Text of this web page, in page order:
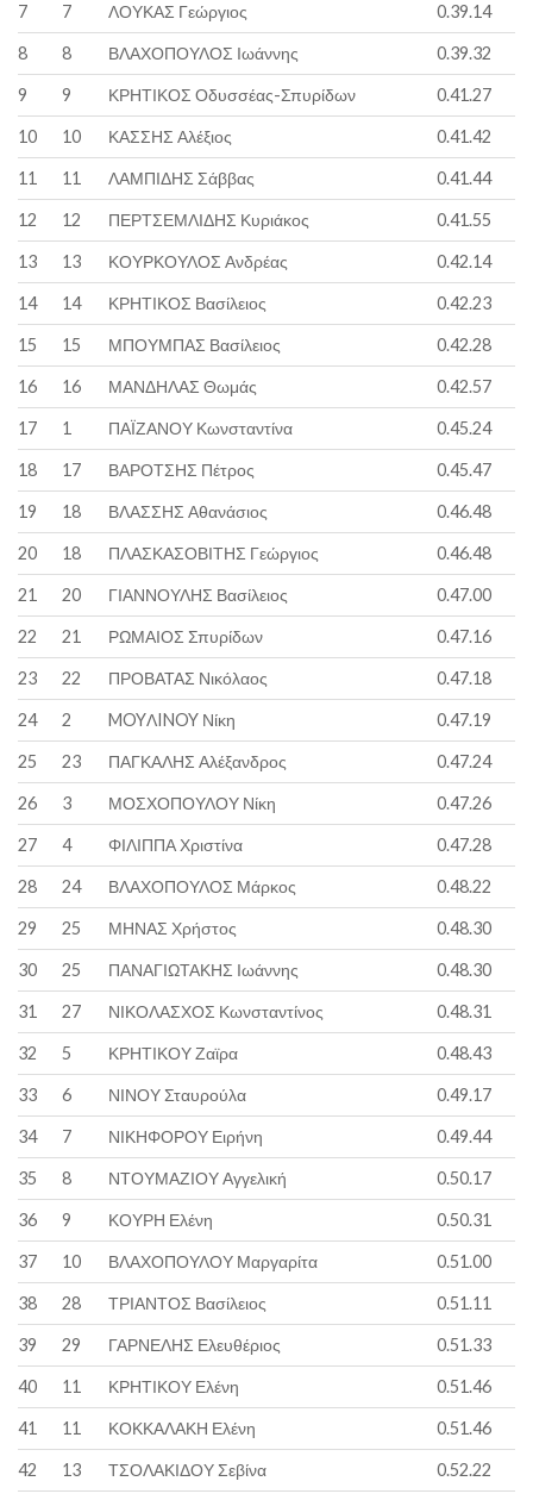
7 7 ΛΟΥΚΑΣ Γεώργιος 0.39.14
8 8 ΒΛΑΧΟΠΟΥΛΟΣ Ιωάννης 0.39.32
9 9 ΚΡΗΤΙΚΟΣ Οδυσσέας-Σπυρίδων 0.41.27
10 10 ΚΑΣΣΗΣ Αλέξιος 0.41.42
11 11 ΛΑΜΠΙΔΗΣ Σάββας 0.41.44
12 12 ΠΕΡΤΣΕΜΛΙΔΗΣ Κυριάκος 0.41.55
13 13 ΚΟΥΡΚΟΥΛΟΣ Ανδρέας 0.42.14
14 14 ΚΡΗΤΙΚΟΣ Βασίλειος 0.42.23
15 15 ΜΠΟΥΜΠΑΣ Βασίλειος 0.42.28
16 16 ΜΑΝΔΗΛΑΣ Θωμάς 0.42.57
17 1 ΠΑΪΖΑΝΟΥ Κωνσταντίνα 0.45.24
18 17 ΒΑΡΟΤΣΗΣ Πέτρος 0.45.47
19 18 ΒΛΑΣΣΗΣ Αθανάσιος 0.46.48
20 18 ΠΛΑΣΚΑΣΟΒΙΤΗΣ Γεώργιος 0.46.48
21 20 ΓΙΑΝΝΟΥΛΗΣ Βασίλειος 0.47.00
22 21 ΡΩΜΑΙΟΣ Σπυρίδων 0.47.16
23 22 ΠΡΟΒΑΤΑΣ Νικόλαος 0.47.18
24 2 MOYΛINOY Νίκη 0.47.19
25 23 ΠΑΓΚΑΛΗΣ Αλέξανδρος 0.47.24
26 3 ΜΟΣΧΟΠΟΥΛΟΥ Νίκη 0.47.26
27 4 ΦΙΛΙΠΠΑ Χριστίνα 0.47.28
28 24 ΒΛΑΧΟΠΟΥΛΟΣ Μάρκος 0.48.22
29 25 ΜΗΝΑΣ Χρήστος 0.48.30
30 25 ΠΑΝΑΓΙΩΤΑΚΗΣ Ιωάννης 0.48.30
31 27 ΝΙΚΟΛΑΣΧΟΣ Κωνσταντίνος 0.48.31
32 5 ΚΡΗΤΙΚΟΥ Ζαϊρα 0.48.43
33 6 ΝΙΝΟΥ Σταυρούλα 0.49.17
34 7 ΝΙΚΗΦΟΡΟΥ Ειρήνη 0.49.44
35 8 ΝΤΟΥΜΑΖΙΟΥ Αγγελική 0.50.17
36 9 ΚΟΥΡΗ Ελένη 0.50.31
37 10 ΒΛΑΧΟΠΟΥΛΟΥ Μαργαρίτα 0.51.00
38 28 ΤΡΙΑΝΤΟΣ Βασίλειος 0.51.11
39 29 ΓΑΡΝΕΛΗΣ Ελευθέριος 0.51.33
40 11 ΚΡΗΤΙΚΟΥ Ελένη 0.51.46
41 11 ΚΟΚΚΑΛΑΚΗ Ελένη 0.51.46
42 13 ΤΣΟΛΑΚΙΔΟΥ Σεβίνα 0.52.22